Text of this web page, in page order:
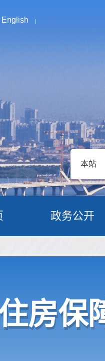
English
本站
政务公开
房保